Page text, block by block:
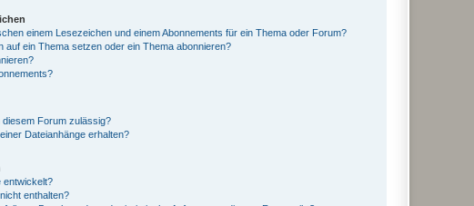
einem Lesezeichen und einem Abonnements für ein Thema oder Forum?
auf ein Thema setzen oder ein Thema abonnieren?
diesem Forum zulässig?
Dateianhänge erhalten?
entwickelt?
enthalten?